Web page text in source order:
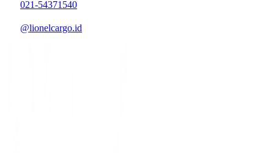
021-54371540
@lionelcargo.id